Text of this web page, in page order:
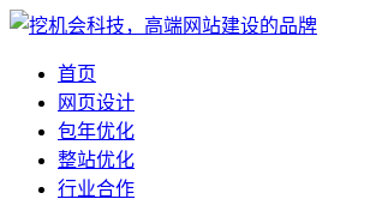
首页
网页设计
包年优化
整站优化
行业合作